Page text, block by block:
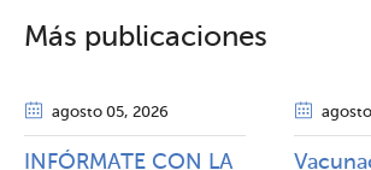
Más publicaciones
agosto 05, 2026
INFÓRMATE CON LA